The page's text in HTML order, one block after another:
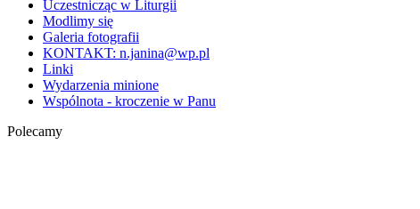
Uczestnicząc w Liturgii
Modlimy się
Galeria fotografii
KONTAKT: n.janina@wp.pl
Linki
Wydarzenia minione
Wspólnota - kroczenie w Panu
Polecamy